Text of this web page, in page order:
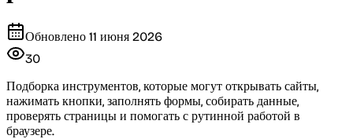
Обновлено 11 июня 2026
30
Подборка инструментов, которые могут открывать сайты,
нажимать кнопки, заполнять формы, собирать данные,
проверять страницы и помогать с рутинной работой в
браузере.